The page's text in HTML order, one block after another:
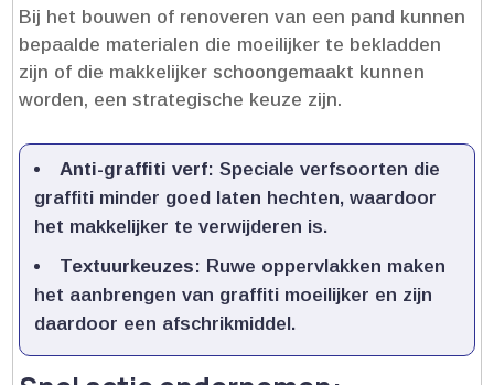
Bij het bouwen of renoveren van een pand kunnen
bepaalde materialen die moeilijker te bekladden
zijn of die makkelijker schoongemaakt kunnen
worden, een strategische keuze zijn.​
Anti-graffiti verf: Speciale verfsoorten die
graffiti minder goed laten hechten, waardoor
het makkelijker te verwijderen is.​
Textuurkeuzes: Ruwe oppervlakken maken
het aanbrengen van graffiti moeilijker en zijn
daardoor een afschrikmiddel.​